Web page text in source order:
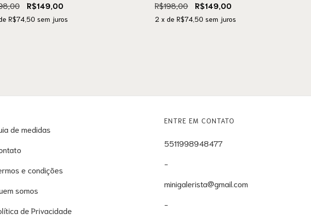
R$149,00
R$74,50 sem juros
R$198,00 R$149,00
2 x deR$74,50 sem juros
de medidas
e condições
somos
de Privacidade
ENTRE EM CONTATO
5511998948477
-
minigalerista@gmail.com
-